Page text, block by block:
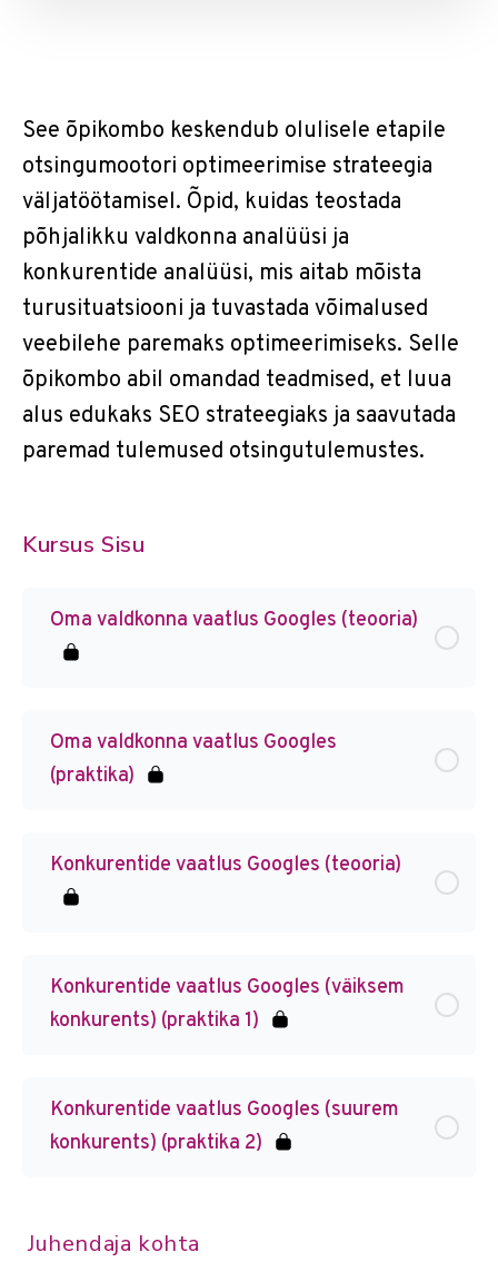
See õpikombo keskendub olulisele etapile
otsingumootori optimeerimise strateegia
väljatöötamisel. Õpid, kuidas teostada
põhjalikku valdkonna analüüsi ja
konkurentide analüüsi, mis aitab mõista
turusituatsiooni ja tuvastada võimalused
veebilehe paremaks optimeerimiseks. Selle
õpikombo abil omandad teadmised, et luua
alus edukaks SEO strateegiaks ja saavutada
paremad tulemused otsingutulemustes.
Kursus Sisu
Oma valdkonna vaatlus Googles (teooria)
Oma valdkonna vaatlus Googles
(praktika)
Konkurentide vaatlus Googles (teooria)
Konkurentide vaatlus Googles (väiksem
konkurents) (praktika 1)
Konkurentide vaatlus Googles (suurem
konkurents) (praktika 2)
Juhendaja kohta